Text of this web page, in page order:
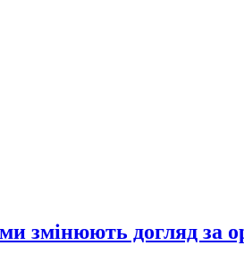
змінюють догляд за